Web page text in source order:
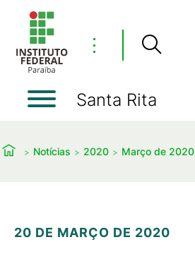
⋮
Santa Rita
Notícias 2020 Março de 2020
20 DE MARÇO DE 2020